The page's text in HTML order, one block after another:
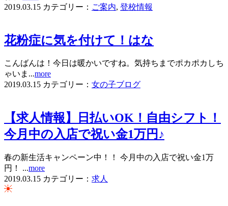
2019.03.15 カテゴリー： ご案内, 登校情報
花粉症に気を付けて！はな
こんばんは！今日は暖かいですね。気持ちまでポカポカしち
ゃいま...more
2019.03.15 カテゴリー： 女の子ブログ
【求人情報】日払いOK！自由シフト！
今月中の入店で祝い金1万円♪
春の新生活キャンペーン中！！ 今月中の入店で祝い金1万
円！ ...more
2019.03.15 カテゴリー： 求人